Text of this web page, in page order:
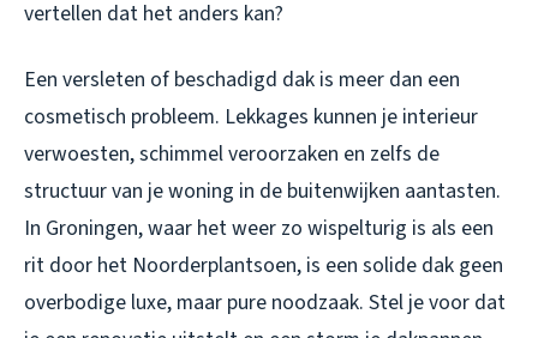
vertellen dat het anders kan?
Een versleten of beschadigd dak is meer dan een
cosmetisch probleem. Lekkages kunnen je interieur
verwoesten, schimmel veroorzaken en zelfs de
structuur van je woning in de buitenwijken aantasten.
In Groningen, waar het weer zo wispelturig is als een
rit door het Noorderplantsoen, is een solide dak geen
overbodige luxe, maar pure noodzaak. Stel je voor dat